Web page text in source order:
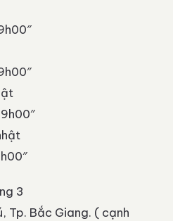
3
Tp. Bắc Giang. ( cạnh